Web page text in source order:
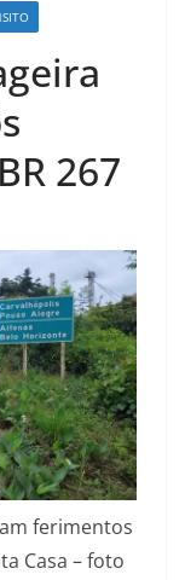
267
ferimentos
Casa – foto